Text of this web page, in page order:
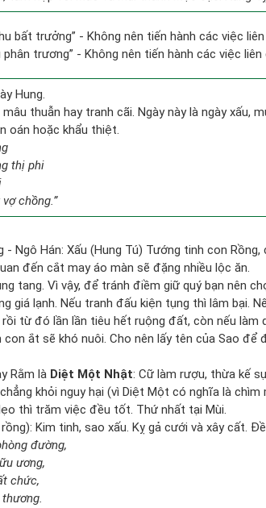
bất trưởng” - Không nên tiến hành các việc
trương” - Không nên tiến hành các việc
Hung.
thuẫn hay tranh cãi. Ngày này là ngày xấu,
oán hoặc khẩu thiệt.
thị phi
chồng.”
- Ngô Hán: Xấu (Hung Tú) Tướng tinh con
đến cắt may áo màn sẽ đặng nhiều lộc ăn.
tang. Vì vậy, để tránh điềm giữ quý bạn nên
giá lạnh. Nếu tranh đấu kiện tụng thì lâm bại.
rồi từ đó lần lần tiêu hết ruộng đất, còn nếu
con ắt sẽ khó nuôi. Cho nên lấy tên của Sao
Rằm là Diệt Một Nhật: Cữ làm rượu, thừa kế
khỏi nguy hại (vì Diệt Một có nghĩa là chìm
thì trăm việc đều tốt. Thứ nhất tại Mùi.
Kim tinh, sao xấu. Kỵ gả cưới và xây cất.
đường,
ương,
chức,